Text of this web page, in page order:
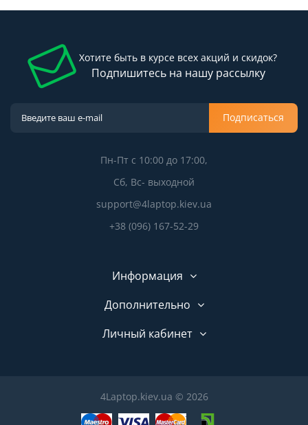
Хотите быть в курсе всех акций и скидок?
Подпишитесь на нашу рассылку
Подписаться
Пн-Пт с 10:00 до 17:00,
Сб, Вс- выходной
support@4laptop.kiev.ua
+38 (096) 167-52-29
Информация
Дополнительно
Личный кабинет
4Laptop.kiev.ua © 2026